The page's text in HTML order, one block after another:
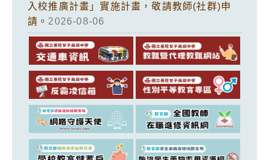
入校推廣計畫」實施計畫，敬請教師(社群)申
請。 2026-08-06